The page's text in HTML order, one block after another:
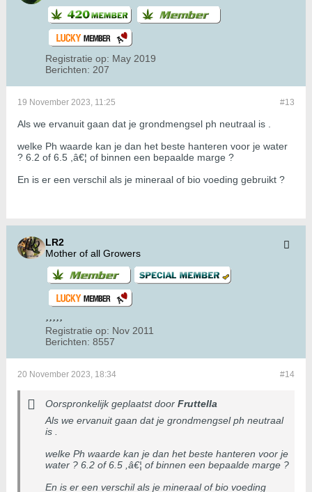
Registratie op: May 2019
Berichten: 207
#13
19 November 2023, 11:25
Als we ervanuit gaan dat je grondmengsel ph neutraal is .
welke Ph waarde kan je dan het beste hanteren voor je water
? 6.2 of 6.5 ,â€¦ of binnen een bepaalde marge ?
En is er een verschil als je mineraal of bio voeding gebruikt ?
LR2
Mother of all Growers
Registratie op: Nov 2011
Berichten: 8557
#14
20 November 2023, 18:34
Oorspronkelijk geplaatst door Fruttella
Als we ervanuit gaan dat je grondmengsel ph neutraal
is .
welke Ph waarde kan je dan het beste hanteren voor je
water ? 6.2 of 6.5 ,â€¦ of binnen een bepaalde marge ?
En is er een verschil als je mineraal of bio voeding